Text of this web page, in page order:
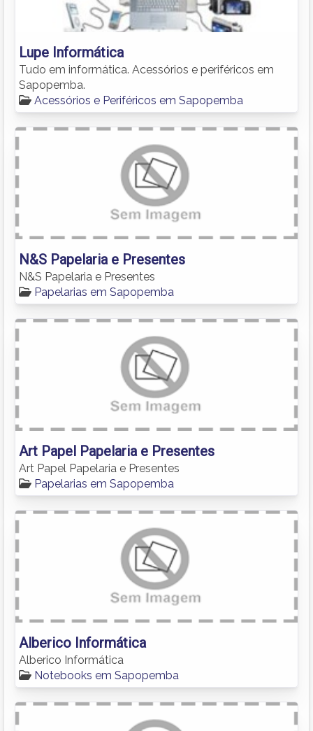
Lupe Informática
Tudo em informática. Acessórios e periféricos em
Sapopemba.
Acessórios e Periféricos em Sapopemba
N&S Papelaria e Presentes
N&S Papelaria e Presentes
Papelarias em Sapopemba
Art Papel Papelaria e Presentes
Art Papel Papelaria e Presentes
Papelarias em Sapopemba
Alberico Informática
Alberico Informática
Notebooks em Sapopemba